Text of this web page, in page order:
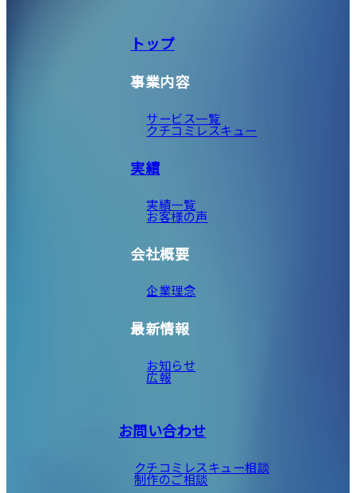
トップ
事業内容
サービス一覧
クチコミレスキュー
実績
実績一覧
お客様の声
会社概要
企業理念
最新情報
お知らせ
広報
お問い合わせ
クチコミレスキュー相談
制作のご相談